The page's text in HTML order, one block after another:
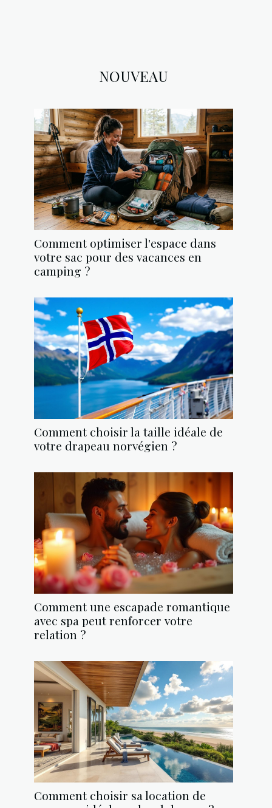
NOUVEAU
Comment optimiser l'espace dans
votre sac pour des vacances en
camping ?
Comment choisir la taille idéale de
votre drapeau norvégien ?
Comment une escapade romantique
avec spa peut renforcer votre
relation ?
Comment choisir sa location de